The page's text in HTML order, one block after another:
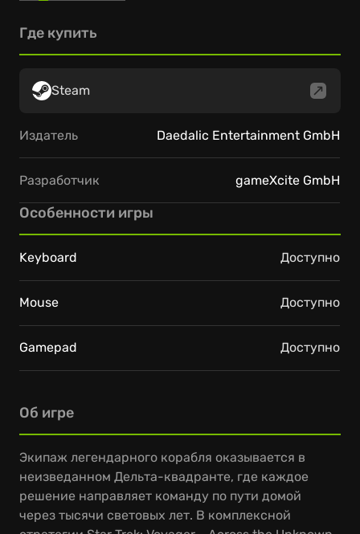
Об игре
Экипаж легендарного корабля оказывается в
неизведанном Дельта-квадранте, где каждое
решение направляет команду по пути домой
через тысячи световых лет. В комплексной
Где купить
Steam
Издатель Daedalic Entertainment GmbH
Разработчик gameXcite GmbH
Особенности игры
Keyboard Доступно
Mouse Доступно
Gamepad Доступно